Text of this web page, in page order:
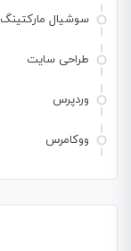
سوشیال مارکتینگ
طراحی سایت
وردپرس
ووکامرس